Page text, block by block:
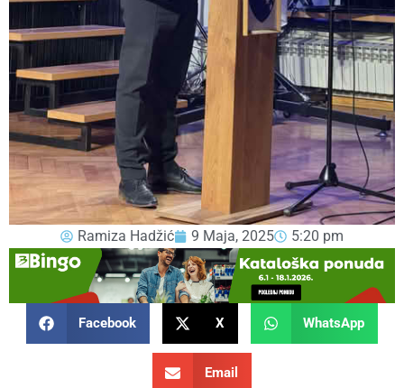
Ramiza Hadžić 9 Maja, 2025 5:20 pm
Facebook X WhatsApp
Email